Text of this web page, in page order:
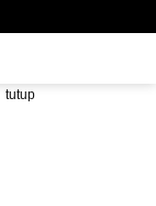
Proses
tutup